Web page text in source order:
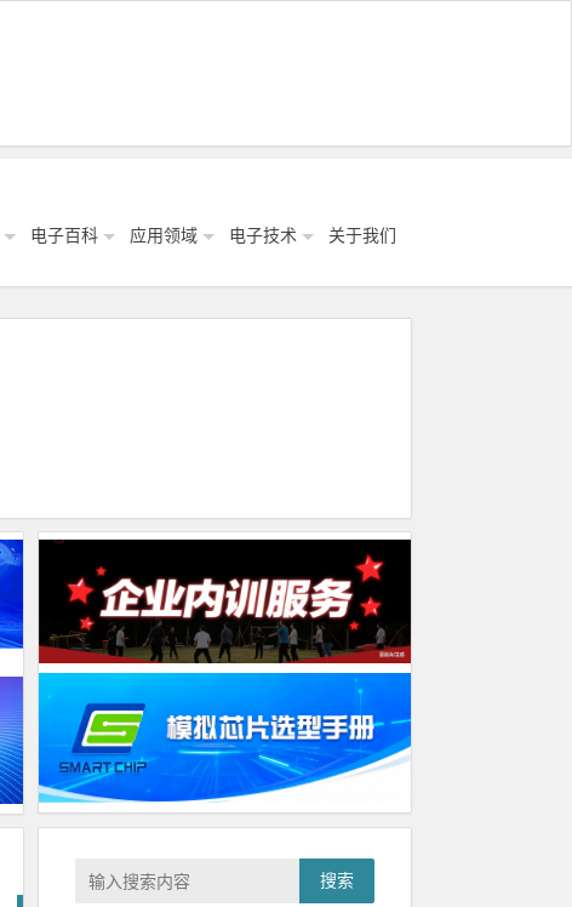
电子百科 应用领域 电子技术 关于我们
搜索